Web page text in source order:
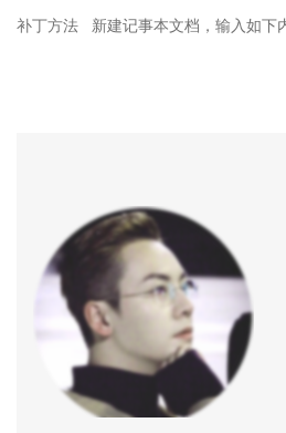
补丁方法 新建记事本文档，输入如